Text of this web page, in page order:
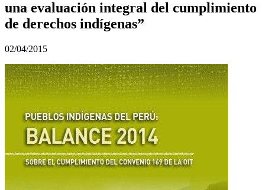
una evaluación integral del cumplimiento
de derechos indígenas”
02/04/2015